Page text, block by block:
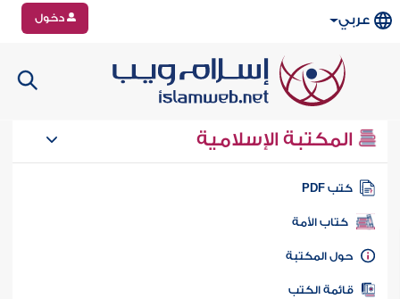
عربي دخول
المكتبة الإسلامية
كتب PDF
كتاب الأمة
المكتبة